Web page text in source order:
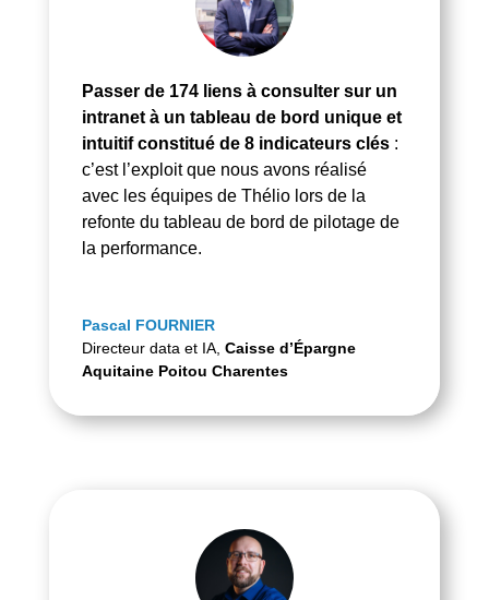
Passer de 174 liens à consulter sur un
intranet à un tableau de bord unique et
intuitif constitué de 8 indicateurs clés:
c’est l’exploit que nous avons réalisé
avec les équipes de Thélio lors de la
refonte du tableau de bord de pilotage de
la performance.
Pascal FOURNIER
Directeur data et IA, Caisse d’Épargne
Aquitaine Poitou Charentes